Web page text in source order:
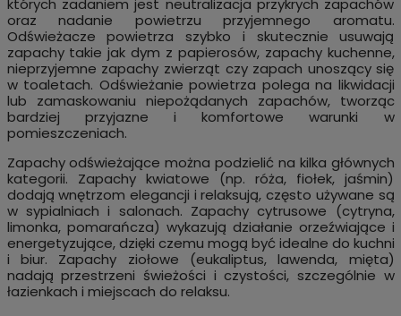
których zadaniem jest neutralizacja przykrych zapachów
oraz nadanie powietrzu przyjemnego aromatu.
Odświeżacze powietrza szybko i skutecznie usuwają
zapachy takie jak dym z papierosów, zapachy kuchenne,
nieprzyjemne zapachy zwierząt czy zapach unoszący się
w toaletach. Odświeżanie powietrza polega na likwidacji
lub zamaskowaniu niepożądanych zapachów, tworząc
bardziej przyjazne i komfortowe warunki w
pomieszczeniach.
Zapachy odświeżające można podzielić na kilka głównych
kategorii. Zapachy kwiatowe (np. róża, fiołek, jaśmin)
dodają wnętrzom elegancji i relaksują, często używane są
w sypialniach i salonach. Zapachy cytrusowe (cytryna,
limonka, pomarańcza) wykazują działanie orzeźwiające i
energetyzujące, dzięki czemu mogą być idealne do kuchni
i biur. Zapachy ziołowe (eukaliptus, lawenda, mięta)
nadają przestrzeni świeżości i czystości, szczególnie w
łazienkach i miejscach do relaksu.